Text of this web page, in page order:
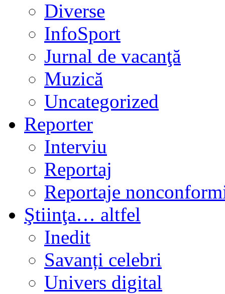
Diverse
InfoSport
Jurnal de vacanţă
Muzică
Uncategorized
Reporter
Interviu
Reportaj
Reportaje
Ştiinţa… altfel
Inedit
Savanți celebri
Univers digital